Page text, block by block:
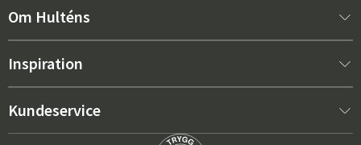
Nyt hos os
Indretning
Om Hulténs
Om Hulténs
Salgsafdeling
Inspiration
Bestsellere
Kundeservice